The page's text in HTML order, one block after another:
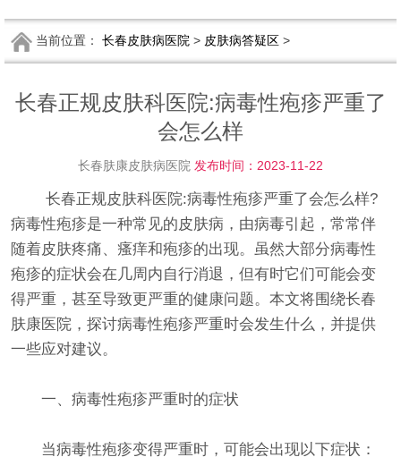
当前位置： 长春皮肤病医院> 皮肤病答疑区>
长春正规皮肤科医院:病毒性疱疹严重了
会怎么样
长春肤康皮肤病医院 发布时间：2023-11-22
长春正规皮肤科医院:病毒性疱疹严重了会怎么样?
病毒性疱疹是一种常见的皮肤病，由病毒引起，常常伴
随着皮肤疼痛、瘙痒和疱疹的出现。虽然大部分病毒性
疱疹的症状会在几周内自行消退，但有时它们可能会变
得严重，甚至导致更严重的健康问题。本文将围绕长春
肤康医院，探讨病毒性疱疹严重时会发生什么，并提供
一些应对建议。
一、病毒性疱疹严重时的症状
当病毒性疱疹变得严重时，可能会出现以下症状：